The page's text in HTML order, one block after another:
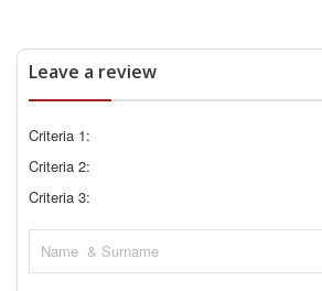
Leave a review
Criteria 1:
Criteria 2:
Criteria 3: